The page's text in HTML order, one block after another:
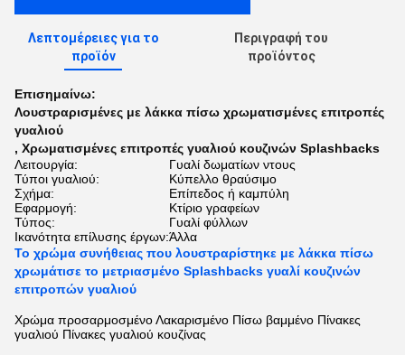
Λεπτομέρειες για το
προϊόν
Περιγραφή του
προϊόντος
Επισημαίνω:
Λουστραρισμένες με λάκκα πίσω χρωματισμένες επιτροπές
γυαλιού
, Χρωματισμένες επιτροπές γυαλιού κουζινών Splashbacks
Λειτουργία:
Γυαλί δωματίων ντους
Τύποι γυαλιού:
Κύπελλο θραύσιμο
Σχήμα:
Επίπεδος ή καμπύλη
Εφαρμογή:
Κτίριο γραφείων
Τύπος:
Γυαλί φύλλων
Ικανότητα επίλυσης έργων:Άλλα
Το χρώμα συνήθειας που λουστραρίστηκε με λάκκα πίσω
χρωμάτισε το μετριασμένο Splashbacks γυαλί κουζινών
επιτροπών γυαλιού
Χρώμα προσαρμοσμένο Λακαρισμένο Πίσω βαμμένο Πίνακες
γυαλιού Πίνακες γυαλιού κουζίνας